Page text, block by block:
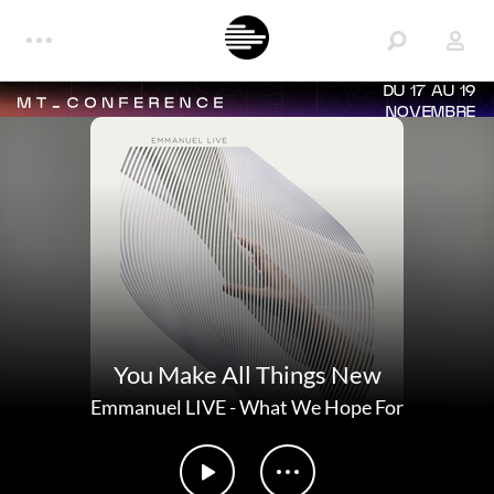
DU 17 AU 19
NOVEMBRE
You Make All Things New
Emmanuel LIVE-What We Hope For